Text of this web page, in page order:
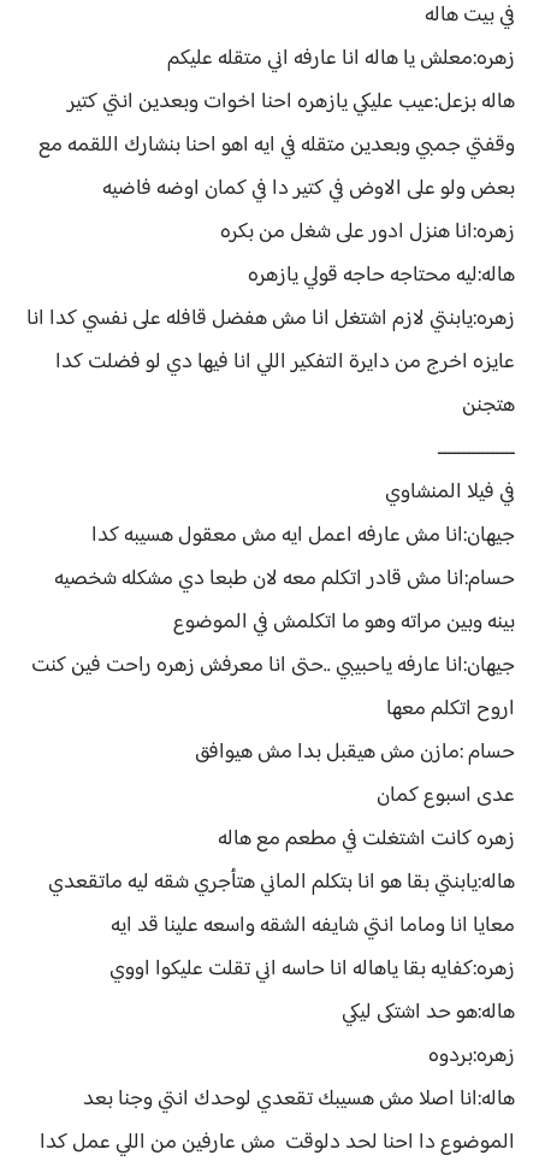
في بيت هاله
زهره:معلش يا هاله انا عارفه اني متقله عليكم
هاله بزعل:عيب عليكي يازهره احنا اخوات وبعدين انتي كتير
وقفتي جمبي وبعدين متقله في ايه اهو احنا بنشارك اللقمه مع
بعض ولو على الاوض في كتير دا في كمان اوضه فاضيه
زهره:انا هنزل ادور على شغل من بكره
هاله:ليه محتاجه حاجه قولي يازهره
زهره:يابنتي لازم اشتغل انا مش هفضل قافله على نفسي كدا انا
عايزه اخرج من دايرة التفكير اللي انا فيها دي لو فضلت كدا
هتجنن
ــــــــــــــــ
في فيلا المنشاوي
جيهان:انا مش عارفه اعمل ايه مش معقول هسيبه كدا
حسام:انا مش قادر اتكلم معه لان طبعا دي مشكله شخصيه
بينه وبين مراته وهو ما اتكلمش في الموضوع
جيهان:انا عارفه ياحبيبي ..حتى انا معرفش زهره راحت فين كنت
اروح اتكلم معها
حسام :مازن مش هيقبل بدا مش هيوافق
عدى اسبوع كمان
زهره كانت اشتغلت في مطعم مع هاله
هاله:يابنتي بقا هو انا بتكلم الماني هتأجري شقه ليه ماتقعدي
معايا انا وماما انتي شايفه الشقه واسعه علينا قد ايه
زهره:كفايه بقا ياهاله انا حاسه اني تقلت عليكوا اووي
هاله:هو حد اشتكى ليكي
زهره:بردوه
هاله:انا اصلا مش هسيبك تقعدي لوحدك انتي وجنا بعد
الموضوع دا احنا لحد دلوقت مش عارفين من اللي عمل كدا